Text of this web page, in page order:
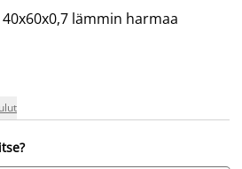
lämmin harmaa